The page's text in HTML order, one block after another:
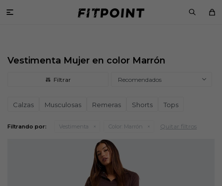

Vestimenta Mujer en color Marrón
Recomendados
Calzas Musculosas Remeras Shorts Tops
Filtrando por: Vestimenta Color: Marrón Quitar filtros